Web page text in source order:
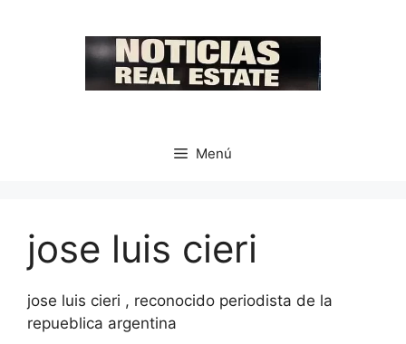
Menú
jose luis cieri
jose luis cieri , reconocido periodista de la
repueblica argentina